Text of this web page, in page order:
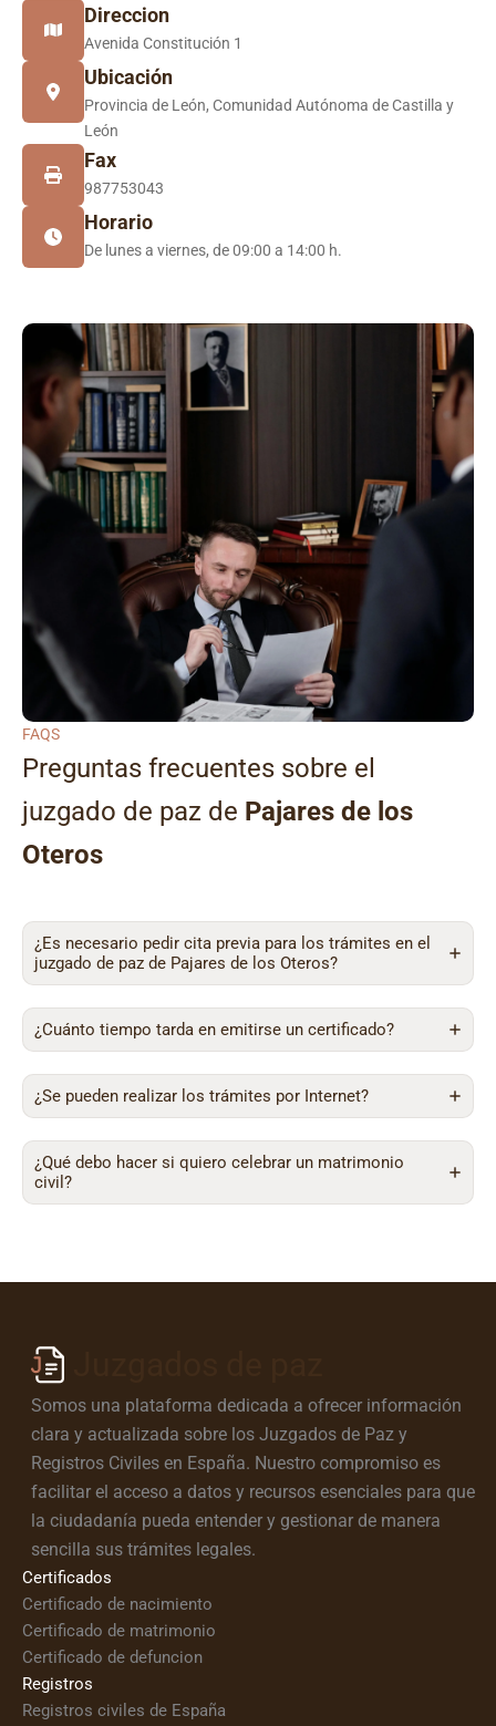
Direccion
Avenida Constitución 1
Ubicación
Provincia de León, Comunidad Autónoma de Castilla y
León
Fax
987753043
Horario
De lunes a viernes, de 09:00 a 14:00 h.
FAQS
Preguntas frecuentes sobre el
juzgado de paz de Pajares de los
Oteros
¿Es necesario pedir cita previa para los trámites en el
juzgado de paz de Pajares de los Oteros?
¿Cuánto tiempo tarda en emitirse un certificado?
¿Se pueden realizar los trámites por Internet?
¿Qué debo hacer si quiero celebrar un matrimonio
civil?
Somos una plataforma dedicada a ofrecer información
clara y actualizada sobre los Juzgados de Paz y
Registros Civiles en España. Nuestro compromiso es
facilitar el acceso a datos y recursos esenciales para que
la ciudadanía pueda entender y gestionar de manera
sencilla sus trámites legales.
Certificados
Certificado de nacimiento
Certificado de matrimonio
Certificado de defuncion
Registros
Registros civiles de España